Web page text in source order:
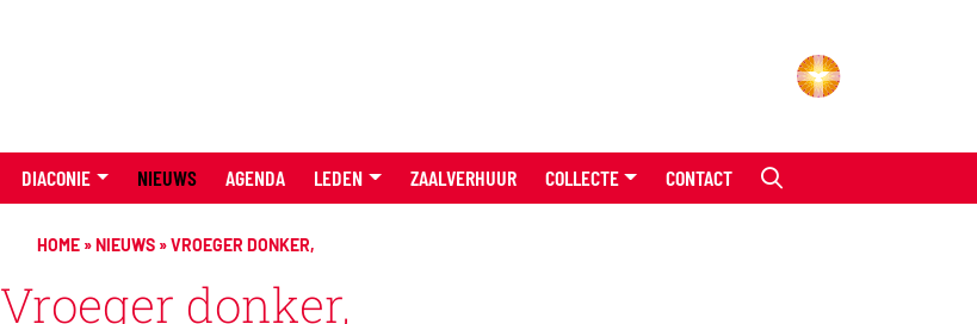
DIACONIE NIEUWS AGENDA LEDEN ZAALVERHUUR COLLECTE CONTACT
HOME»NIEUWS»VROEGER DONKER,
Vroeger donker,